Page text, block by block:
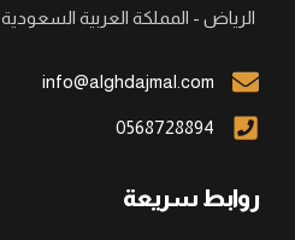
الرياض - المملكة العربية السعودية
info@alghdajmal.com
0568728894
روابط سريعة